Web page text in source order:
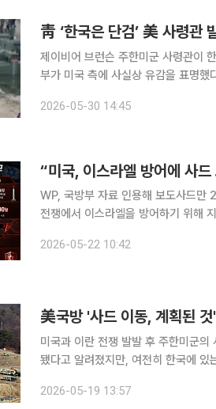
靑 ‘한국은 단검’ 美 사령관
제이비어 브런슨 주한미군 사령관이
부가 미국 측에 사실상 유감을 표명했다. 30일 연합뉴스와 청와대에 따르면 위성락 국가안보
2026-05-30 14:45
“미국, 이스라엘 방어에 사
WP, 국방부 자료 인용해 보도사드만 200
전쟁에서 이스라엘을 방어하기 위해
주목된다. 21일(현지시간) 워싱
2026-05-22 10:42
美국방 '사드 이동, 계획된
미국과 이란 전쟁 발발 후 주한미군
됐다고 알려졌지만, 여전히 한국에 있는 것으로 확인됐다. 정빛
상원의원은 12일(현지시간) 미 상원
2026-05-19 13:57